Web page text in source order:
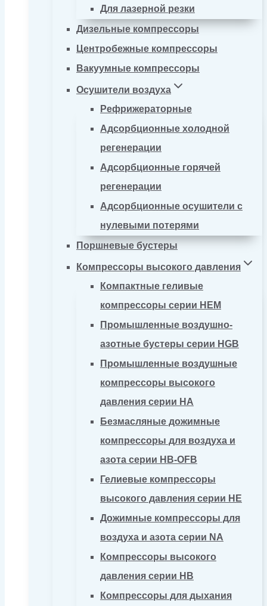
Для лазерной резки
Дизельные компрессоры
Центробежные компрессоры
Вакуумные компрессоры
Осушители воздуха
Рефрижераторные
Адсорбционные холодной
регенерации
Адсорбционные горячей
регенерации
Адсорбционные осушители с
нулевыми потерями
Поршневые бустеры
Компрессоры высокого давления
Компактные геливые
компрессоры серии HEM
Промышленные воздушно-
азотные бустеры серии HGB
Промышленные воздушные
компрессоры высокого
давления серии HA
Безмасляные дожимные
компрессоры для воздуха и
азота серии HB-OFB
Гелиевые компрессоры
высокого давления серии HE
Дожимные компрессоры для
воздуха и азота серии NA
Компрессоры высокого
давления серии HB
Компрессоры для дыхания